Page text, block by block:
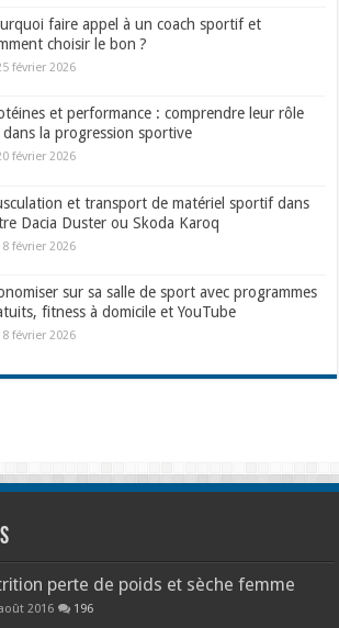
faire appel à un coach sportif et
choisir le bon ?
février 2026
et performance : comprendre leur rôle
dans la progression sportive
février 2026
et transport de matériel sportif dans
Dacia Duster ou Skoda Karoq
février 2026
sur sa salle de sport avec programmes
fitness à domicile et YouTube
février 2026
perte de poids et sèche femme
2016 196